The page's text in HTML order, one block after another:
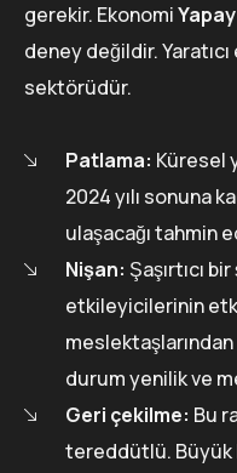
gerekir. Ekonomi
deney değildir.
sektörüdür.
Patlama: Küresel
2024 yılı sonuna
ulaşacağı tahmin
Nişan: Şaşırtıcı
etkileyicilerinin
durum yenilik ve
Geri çekilme: Bu
tereddütlü. Büyük